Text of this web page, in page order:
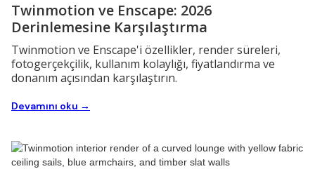
Twinmotion ve Enscape: 2026
Derinlemesine Karşılaştırma
Twinmotion ve Enscape'i özellikler, render süreleri,
fotogerçekçilik, kullanım kolaylığı, fiyatlandırma ve
donanım açısından karşılaştırın.
Devamını oku →